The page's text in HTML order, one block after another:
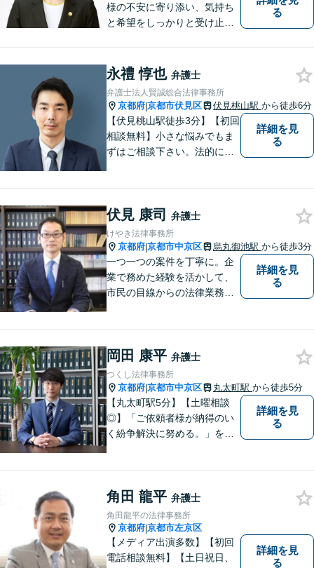
様の不安に寄り添い、気持ち
と希望をしっかりと受け止め
う真摯にサポートします。ど
うぞお気軽にお話しくださ
い。【完全個室で相談可】
【地域密着型の法律事務所】
る
永禮 惇也 弁護士
弁護士法人賢誠総合法律事務所
京都府|京都市伏見区 伏見桃山駅 から徒歩6分
【伏見桃山駅徒歩3分】【初回
相談無料】小さな悩みでもま
ずはご相談下さい。法的に無
／相続／企業法務など幅広く
対応可能。【休日・夜間対応
可】
詳細を見
る
伏見 康司 弁護士
けやき法律事務所
京都府|京都市中京区 烏丸御池駅 から徒歩3分
一つ一つの案件を丁寧に。企
業で務めた経験を活かして、
市民の目線からの法律業務を
詳細を見
る
岡田 康平 弁護士
つくし法律事務所
京都府|京都市中京区 丸太町駅 から徒歩5分
【丸太町駅5分】【土曜相談
◎】「ご依頼者様が納得のい
く紛争解決に努める。」をモ
題、中小企業関連法務で多数
実績ございます。ぜひ皆様の
お悩みをお聞かせください。
詳細を見
る
角田 龍平 弁護士
角田龍平の法律事務所
京都府|京都市左京区
【メディア出演多数】【初回
電話相談無料】【土日祝日、
詳細を見
る